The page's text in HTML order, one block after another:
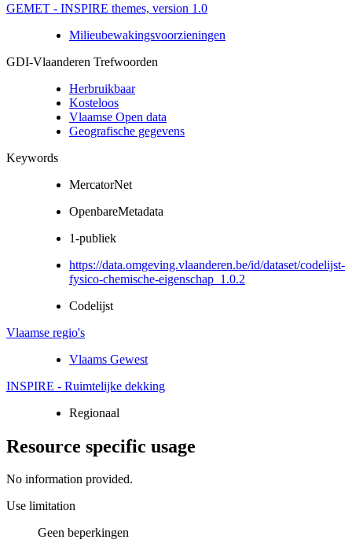
GEMET - INSPIRE themes, version 1.0
Milieubewakingsvoorzieningen
GDI-Vlaanderen Trefwoorden
Herbruikbaar
Kosteloos
Vlaamse Open data
Geografische gegevens
Keywords
MercatorNet
OpenbareMetadata
1-publiek
https://data.omgeving.vlaanderen.be/id/dataset/codelijst-
fysico-chemische-eigenschap_1.0.2
Codelijst
Vlaamse regio's
Vlaams Gewest
INSPIRE - Ruimtelijke dekking
Regionaal
Resource specific usage
No information provided.
Use limitation
Geen beperkingen